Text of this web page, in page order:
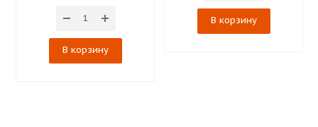
В корзину
В корзину